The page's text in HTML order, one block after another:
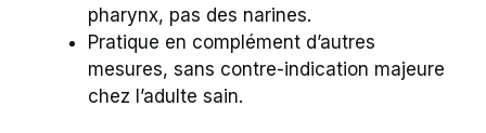
pharynx, pas des narines.
Pratique en complément d’autres
mesures, sans contre-indication majeure
chez l’adulte sain.